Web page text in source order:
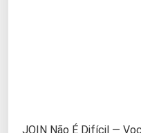
JOIN Não É Difícil —